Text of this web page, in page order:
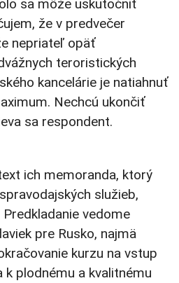
sa môže uskutočniť
že v predvečer
nepriateľ opäť
teroristických
kancelárie je natiahnuť
Nechcú ukončiť
sa respondent.
ich memoranda, ktorý
služieb,
vedome
pre Rusko, najmä
kurzu na vstup
k plodnému a kvalitnému